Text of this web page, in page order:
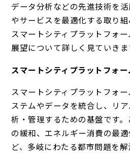
データ分析などの先進技術を
やサービスを最適化する取り組
スマートシティプラットフォ
展望について詳しく見ていきま
スマートシティプラットフォ
スマートシティプラットフォ
ステムやデータを統合し、リ
析・管理するための基盤です
の緩和、エネルギー消費の最
ど、多岐にわたる都市問題を